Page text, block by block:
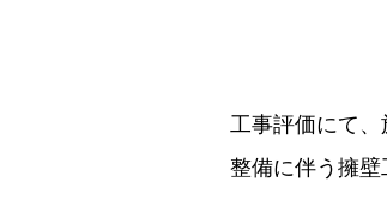
工事評価にて
整備に伴う擁壁